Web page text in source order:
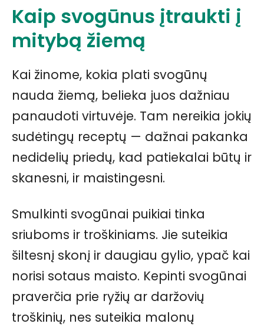
Kaip svogūnus įtraukti į
mitybą žiemą
Kai žinome, kokia plati svogūnų
nauda žiemą, belieka juos dažniau
panaudoti virtuvėje. Tam nereikia jokių
sudėtingų receptų — dažnai pakanka
nedidelių priedų, kad patiekalai būtų ir
skanesni, ir maistingesni.
Smulkinti svogūnai puikiai tinka
sriuboms ir troškiniams. Jie suteikia
šiltesnį skonį ir daugiau gylio, ypač kai
norisi sotaus maisto. Kepinti svogūnai
praverčia prie ryžių ar daržovių
troškinių, nes suteikia malonų